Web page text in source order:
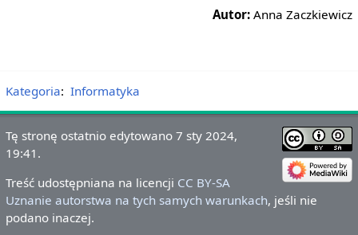
Autor: Anna Zaczkiewicz
Kategoria: Informatyka
Tę stronę ostatnio edytowano 7 sty 2024,
19:41.
Treść udostępniana na licencji CC BY-SA
Uznanie autorstwa na tych samych warunkach, jeśli nie
podano inaczej.